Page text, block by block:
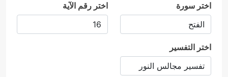
اختر سورة اختر رقم الآية
اختر التفسير